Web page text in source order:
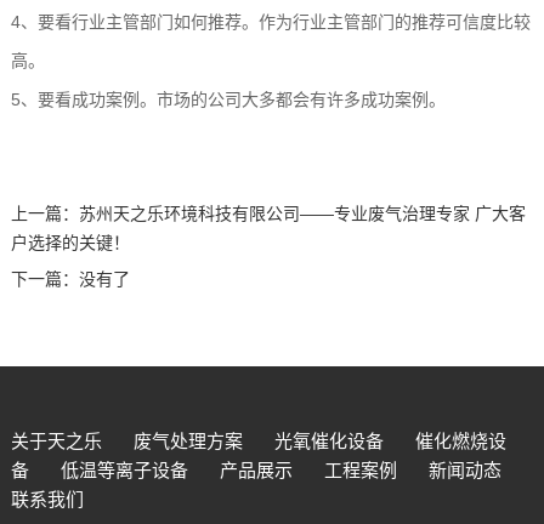
4、要看行业主管部门如何推荐。作为行业主管部门的推荐可信度比较
高。
5、要看成功案例。市场的公司大多都会有许多成功案例。
上一篇： 苏州天之乐环境科技有限公司——专业废气治理专家 广大客
户选择的关键！
下一篇：没有了
关于天之乐 废气处理方案 光氧催化设备
催化燃烧设
备
低温等离子设备 产品展示 工程案例
新闻动态
联系我们